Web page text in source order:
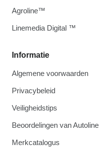
Informatie
Algemene voorwaarden
Privacybeleid
Veiligheidstips
Beoordelingen van Autoline
Merkcatalogus
Agroline™
Linemedia Digital ™